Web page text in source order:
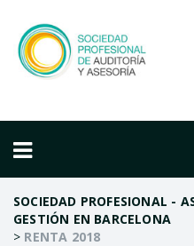
SOCIEDAD PROFESIONAL -
GESTIÓN EN BARCELONA
> RENTA 2018